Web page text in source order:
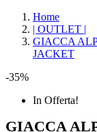
Home
| OUTLET |
GIACCA
JACKET
-35%
In Offerta!
GIACCA